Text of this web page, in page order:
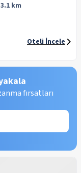
3.1 km
Oteli İncele
fırsatları